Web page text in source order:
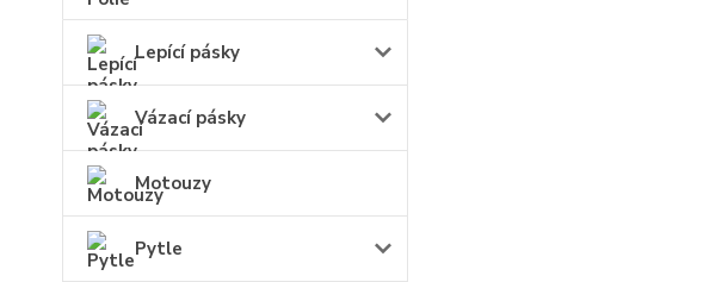
Lepící pásky
Vázací pásky
Motouzy
Pytle